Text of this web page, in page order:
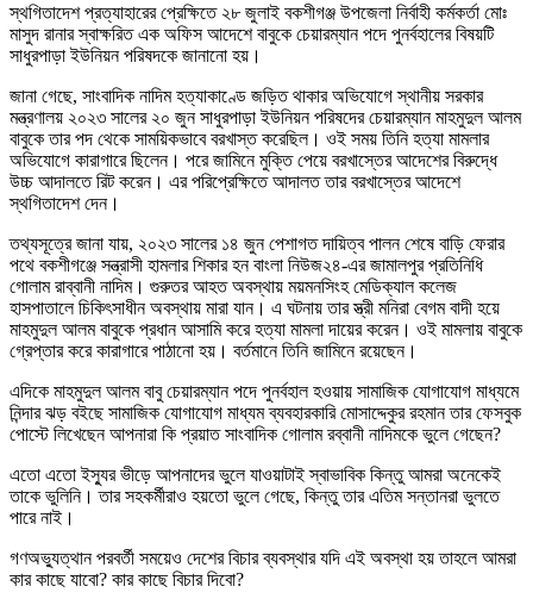
স্থগিতাদেশ প্রত্যাহারের প্রেক্ষিতে ২৮ জুলাই বকশীগঞ্জ উপজেলা নির্বাহী কর্মকর্তা মোঃ
মাসুদ রানার স্বাক্ষরিত এক অফিস আদেশে বাবুকে চেয়ারম্যান পদে পুনর্বহালের বিষয়টি
সাধুরপাড়া ইউনিয়ন পরিষদকে জানানো হয়।
জানা গেছে, সাংবাদিক নাদিম হত্যাকাণ্ডে জড়িত থাকার অভিযোগে স্থানীয় সরকার
মন্ত্রণালয় ২০২৩ সালের ২০ জুন সাধুরপাড়া ইউনিয়ন পরিষদের চেয়ারম্যান মাহমুদুল আলম
বাবুকে তার পদ থেকে সাময়িকভাবে বরখাস্ত করেছিল। ওই সময় তিনি হত্যা মামলার
অভিযোগে কারাগারে ছিলেন। পরে জামিনে মুক্তি পেয়ে বরখাস্তের আদেশের বিরুদ্ধে
উচ্চ আদালতে রিট করেন। এর পরিপ্রেক্ষিতে আদালত তার বরখাস্তের আদেশে
স্থগিতাদেশ দেন।
তথ্যসূত্রে জানা যায়, ২০২৩ সালের ১৪ জুন পেশাগত দায়িত্ব পালন শেষে বাড়ি ফেরার
পথে বকশীগঞ্জে সন্ত্রাসী হামলার শিকার হন বাংলা নিউজ২৪-এর জামালপুর প্রতিনিধি
গোলাম রাব্বানী নাদিম। গুরুতর আহত অবস্থায় ময়মনসিংহ মেডিক্যাল কলেজ
হাসপাতালে চিকিৎসাধীন অবস্থায় মারা যান। এ ঘটনায় তার স্ত্রী মনিরা বেগম বাদী হয়ে
মাহমুদুল আলম বাবুকে প্রধান আসামি করে হত্যা মামলা দায়ের করেন। ওই মামলায় বাবুকে
গ্রেপ্তার করে কারাগারে পাঠানো হয়। বর্তমানে তিনি জামিনে রয়েছেন।
এদিকে মাহমুদুল আলম বাবু চেয়ারম্যান পদে পুনর্বহাল হওয়ায় সামাজিক যোগাযোগ মাধ্যমে
নিন্দার ঝড় বইছে সামাজিক যোগাযোগ মাধ্যম ব্যবহারকারি মোসাদ্দেকুর রহমান তার ফেসবুক
পোস্টে লিখেছেন আপনারা কি প্রয়াত সাংবাদিক গোলাম রব্বানী নাদিমকে ভুলে গেছেন?
এতো এতো ইস্যু্র ভীড়ে আপনাদের ভুলে যাওয়াটাই স্বাভাবিক কিন্তু আমরা অনেকেই
তাকে ভুলিনি। তার সহকর্মীরাও হয়তো ভুলে গেছে, কিন্তু তার এতিম সন্তানরা ভুলতে
পারে নাই।
গণঅভ্যুত্থান পরবর্তী সময়েও দেশের বিচার ব্যবস্থার যদি এই অবস্থা হয় তাহলে আমরা
কার কাছে যাবো? কার কাছে বিচার দিবো?